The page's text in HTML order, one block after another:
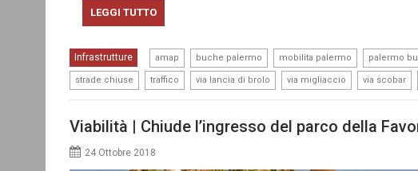
LEGGI TUTTO
Infrastrutture amap buche palermo mobilita palermo palermo
strade chiuse traffico via lancia di brolo via migliaccio via scobar
Viabilità | Chiude l’ingresso del parco della
24 Ottobre 2018